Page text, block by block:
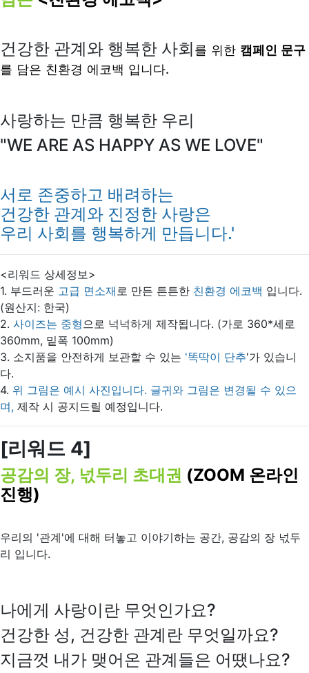
건강한 관계와 행복한 사회를 위한 캠페인 문구
를 담은 친환경 에코백 입니다.
사랑하는 만큼 행복한 우리
"WE ARE AS HAPPY AS WE LOVE"
서로 존중하고 배려하는
건강한 관계와 진정한 사랑은
우리 사회를 행복하게 만듭니다.'
<리워드 상세정보>
1. 부드러운 고급 면소재로 만든 튼튼한 친환경 에코백 입니다.
(원산지: 한국)
2. 사이즈는 중형으로 넉넉하게 제작됩니다. (가로 360*세로
360mm, 밑폭 100mm)
3. 소지품을 안전하게 보관할 수 있는 '똑딱이 단추'가 있습니
다.
4. 위 그림은 예시 사진입니다. 글귀와 그림은 변경될 수 있으
며, 제작 시 공지드릴 예정입니다.
[리워드 4]
공감의 장, 넋두리 초대권 (ZOOM 온라인
진행)
우리의 '관계'에 대해 터놓고 이야기하는 공간, 공감의 장 넋두
리 입니다.
나에게 사랑이란 무엇인가요?
건강한 성, 건강한 관계란 무엇일까요?
지금껏 내가 맺어온 관계들은 어땠나요?